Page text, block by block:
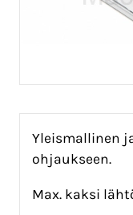
Yleismallinen
ohjaukseen.
Max. kaksi